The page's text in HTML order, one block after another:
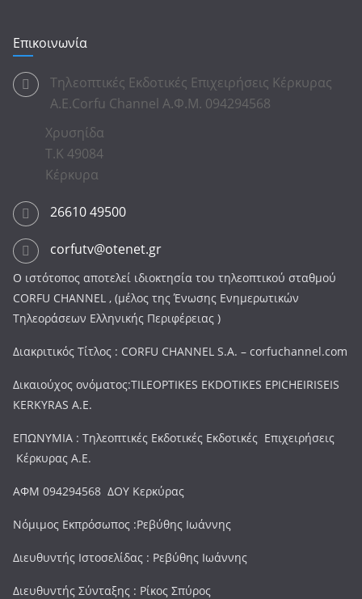
Επικοινωνία
Τηλεοπτικές Εκδοτικές Επιχειρήσεις Κέρκυρας
Α.Ε.Corfu Channel Α.Φ.Μ. 094294568
Χρυσηίδα
Τ.Κ 49084
Κέρκυρα
26610 49500
corfutv@otenet.gr
Ο ιστότοπος αποτελεί ιδιοκτησία του τηλεοπτικού σταθμού
CORFU CHANNEL , (μέλος της Ένωσης Ενημερωτικών
Τηλεοράσεων Ελληνικής Περιφέρειας )
Διακριτικός Τίτλος : CORFU CHANNEL S.A. – corfuchannel.com
Δικαιούχος ονόματος:TILEOPTIKES EKDOTIKES EPICHEIRISEIS
KERKYRAS A.E.
ΕΠΩΝΥΜΙΑ : Τηλεοπτικές Εκδοτικές Εκδοτικές Επιχειρήσεις
Κέρκυρας Α.Ε.
ΑΦΜ 094294568 ΔΟΥ Κερκύρας
Νόμιμος Εκπρόσωπος :Ρεβύθης Ιωάννης
Διευθυντής Ιστοσελίδας : Ρεβύθης Ιωάννης
Διευθυντής Σύνταξης : Ρίκος Σπύρος